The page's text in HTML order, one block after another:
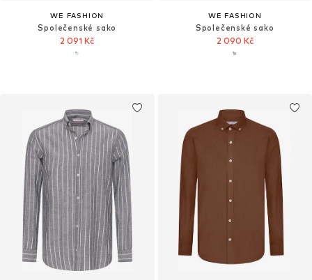
WE FASHION
Společenské sako
2 091 Kč
WE FASHION
Společenské sako
2 090 Kč